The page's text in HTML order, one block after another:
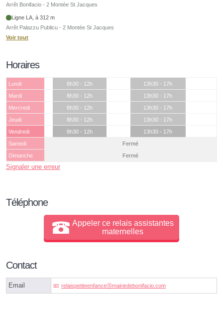
Arrêt Bonifacio - 2 Montée St Jacques
Ligne LA, à 312 m
Arrêt Palazzu Publicu - 2 Montée St Jacques
Voir tout
Horaires
Lundi 8h30 - 12h
13h30 - 17h
Mardi
8h30 - 12h
13h30 - 17h
Mercredi
8h30 - 12h
13h30 - 17h
Jeudi
8h30 - 12h
13h30 - 17h
Vendredi
8h30 - 12h
13h30 - 17h
Samedi
Fermé
Dimanche
Fermé
Signaler une erreur
Téléphone
Appeler ce relais assistantes
maternelles
Contact
Email relaispetiteenfanceⓐmairiedebonifacio.com